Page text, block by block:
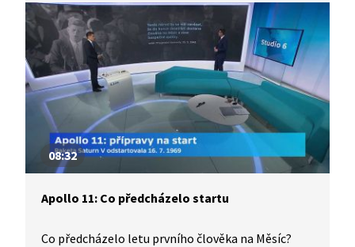
projektu Interkosmos, prováděla posádka
připravené vědecké pokusy s různými materiály,
jež přispěly k rozvoji české vědy. Tento význam
zcela zanikl ve stínu komunistické propagandy
celé události. Původně byl let dokonce plánován
přesně na den 30. výročí únorového převratu.
08:32
Apollo 11: Co předcházelo startu
Co předcházelo letu prvního člověka na Měsíc?